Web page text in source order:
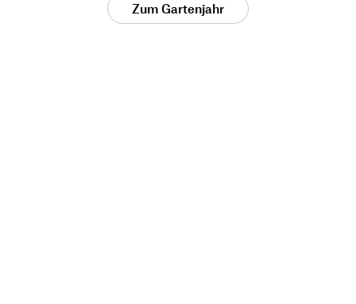
Zum Gartenjahr